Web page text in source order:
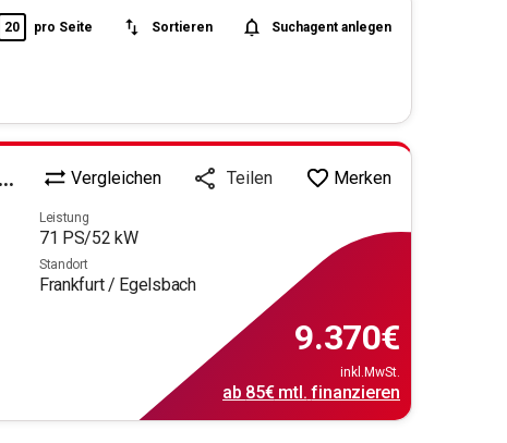
20 pro Seite Sortieren Suchagent anlegen
Vergleichen Teilen Merken
Leistung
71 PS/52 kW
Standort
Frankfurt / Egelsbach
9.370€
inkl.MwSt.
ab 85€mtl. finanzieren